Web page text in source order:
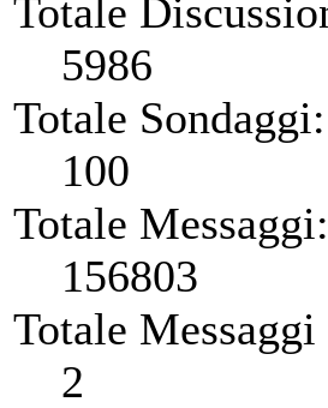
Totale
5986
Totale Sondaggi:
100
Totale Messaggi:
156803
Totale
2